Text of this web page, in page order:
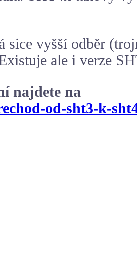
vyšší odběr
ale i verze
najdete na
od-sht3-k-